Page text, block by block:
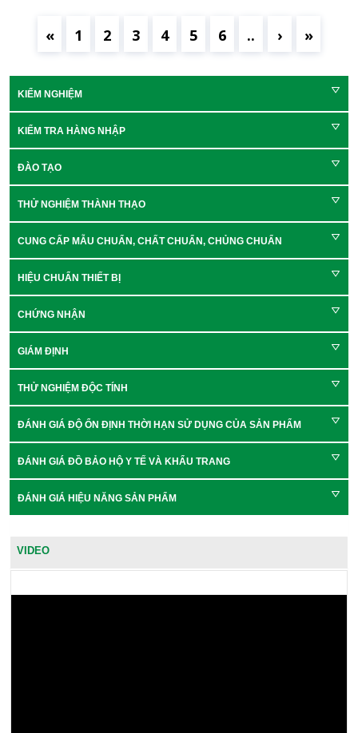
« 1 2 3 4 5 6 .. › »
KIỂM NGHIỆM
KIỂM TRA HÀNG NHẬP
ĐÀO TẠO
THỬ NGHIỆM THÀNH THẠO
CUNG CẤP MẪU CHUẨN, CHẤT CHUẨN, CHỦNG CHUẨN
HIỆU CHUẨN THIẾT BỊ
CHỨNG NHẬN
GIÁM ĐỊNH
THỬ NGHIỆM ĐỘC TÍNH
ĐÁNH GIÁ ĐỘ ỔN ĐỊNH THỜI HẠN SỬ DỤNG CỦA SẢN PHẨM
ĐÁNH GIÁ ĐỒ BẢO HỘ Y TẾ VÀ KHẨU TRANG
ĐÁNH GIÁ HIỆU NĂNG SẢN PHẨM
VIDEO